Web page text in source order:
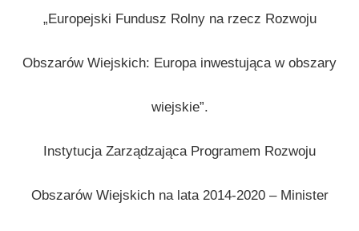
„Europejski Fundusz Rolny na rzecz Rozwoju
Obszarów Wiejskich: Europa inwestująca w obszary
wiejskie”.
Instytucja Zarządzająca Programem Rozwoju
Obszarów Wiejskich na lata 2014-2020 – Minister